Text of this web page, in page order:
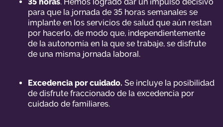
para que la jornada de 35 horas semanales se
implante en los servicios de salud que aún restan
por hacerlo, de modo que, independientemente
de la autonomía en la que se trabaje, se disfrute
de una misma jornada laboral.
Excedencia por cuidado. Se incluye la posibilidad
de disfrute fraccionado de la excedencia por
cuidado de familiares.